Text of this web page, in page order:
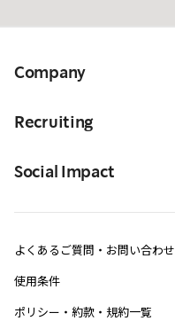
Company
Recruiting
Social Impact
よくあるご質問・お問い合わせ
使用条件
ポリシー・約款・規約一覧